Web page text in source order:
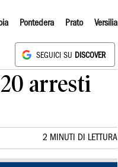
Pontedera Prato Versilia
SEGUICI SU DISCOVER
arresti
2 MINUTI DI LETTURA